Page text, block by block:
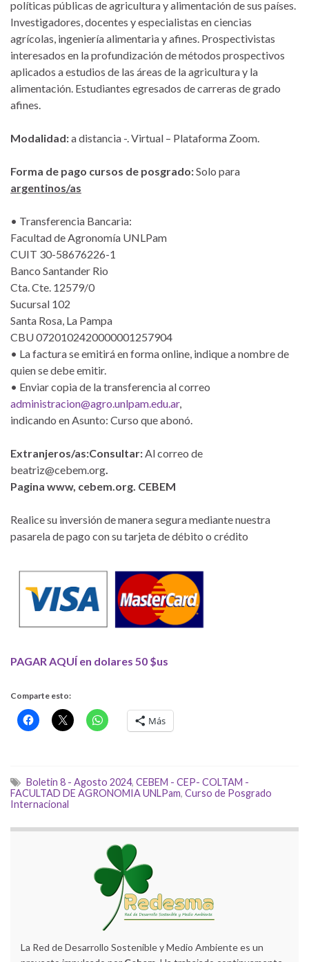
políticas públicas de agricultura y alimentación de sus países.
Investigadores, docentes y especialistas en ciencias
agrícolas, ingeniería alimentaria y afines. Prospectivistas
interesados en la profundización de métodos prospectivos
aplicados a estudios de las áreas de la agricultura y la
alimentación. Estudiantes egresados de carreras de grado
afines.
Modalidad:a distancia -. Virtual – Plataforma Zoom.
Forma de pago cursos de posgrado:Solo para
argentinos/as
• Transferencia Bancaria:
Facultad de Agronomía UNLPam
CUIT 30-58676226-1
Banco Santander Rio
Cta. Cte. 12579/0
Sucursal 102
Santa Rosa, La Pampa
CBU 0720102420000001257904
• La factura se emitirá en forma online, indique a nombre de
quien se debe emitir.
• Enviar copia de la transferencia al correo
administracion@agro.unlpam.edu.ar,
indicando en Asunto: Curso que abonó.
Extranjeros/as:Consultar:Al correo de
beatriz@cebem.org.
Pagina www, cebem.org. CEBEM
Realice su inversión de manera segura mediante nuestra
pasarela de pago con su tarjeta de débito o crédito
PAGAR AQUÍ en dolares 50 $us
Comparte esto:
Más
Boletin 8 - Agosto 2024, CEBEM - CEP- COLTAM -
FACULTAD DE AGRONOMIA UNLPam, Curso de Posgrado
Internacional
La Red de Desarrollo Sostenible y Medio Ambiente es un